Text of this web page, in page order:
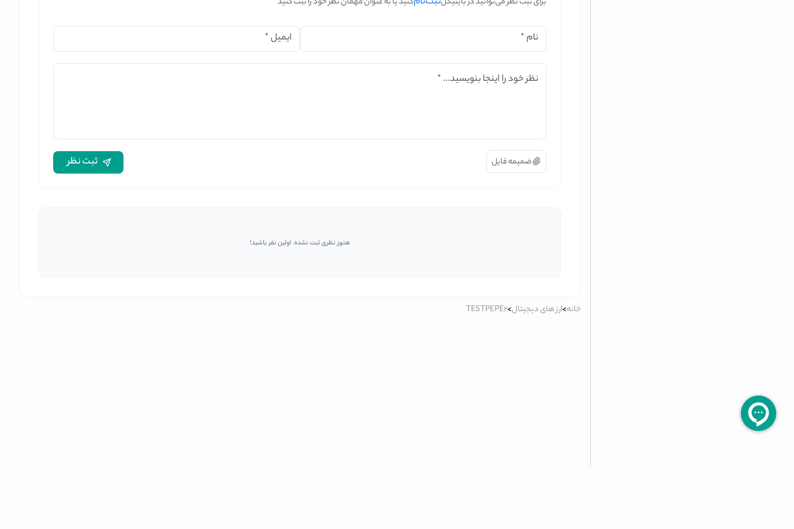
نام * ایمیل*
نظر خود را اینجا بنویسید... *
ضمیمه فایل ثبت نظر
هنوز نظری ثبت نشده. اولین نفر باشید!
خانه>ارز های دیجیتال>
TESTPEPE2